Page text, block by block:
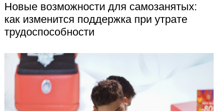
Новые возможности для самозанятых:
как изменится поддержка при утрате
трудоспособности